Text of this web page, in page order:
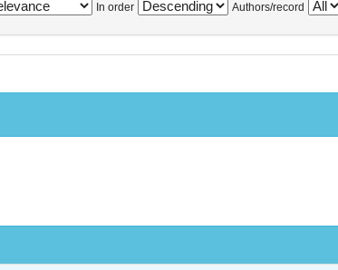
In order Authors/record